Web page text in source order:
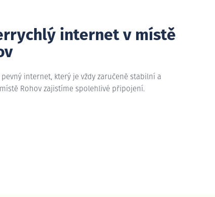
internet v místě
internet, který je vždy zaručeně stabilní a
Rohov zajistíme spolehlivé připojení.